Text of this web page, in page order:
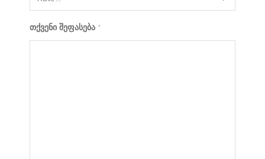
თქვენი შეფასება *